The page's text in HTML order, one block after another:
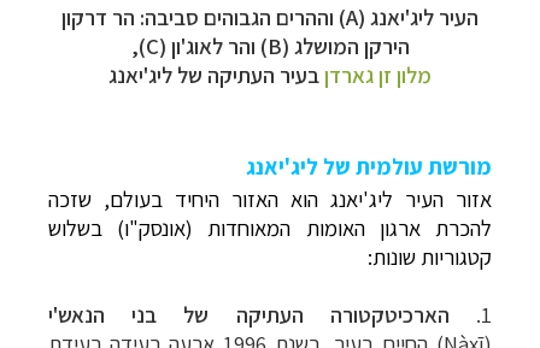
העיר ליג'יאנג (A) וההרים הגבוהים סביבה:
הר דרקון
הירקן המושלג (B) ו
הר לאוג'ון (C),
מלון זן גארדןבעיר העתיקה של ליג'יאנג
מורשת עולמית של ליג'יאנג
אזור העיר ליג'יאנג הוא האזור היחיד בעולם, שזכה
להכרת ארגון האומות המאוחדות (אונסק"ו) בשלוש
קטגוריות שונות:
1.
הארכיטקטורה העתיקה של בני הנאש'י